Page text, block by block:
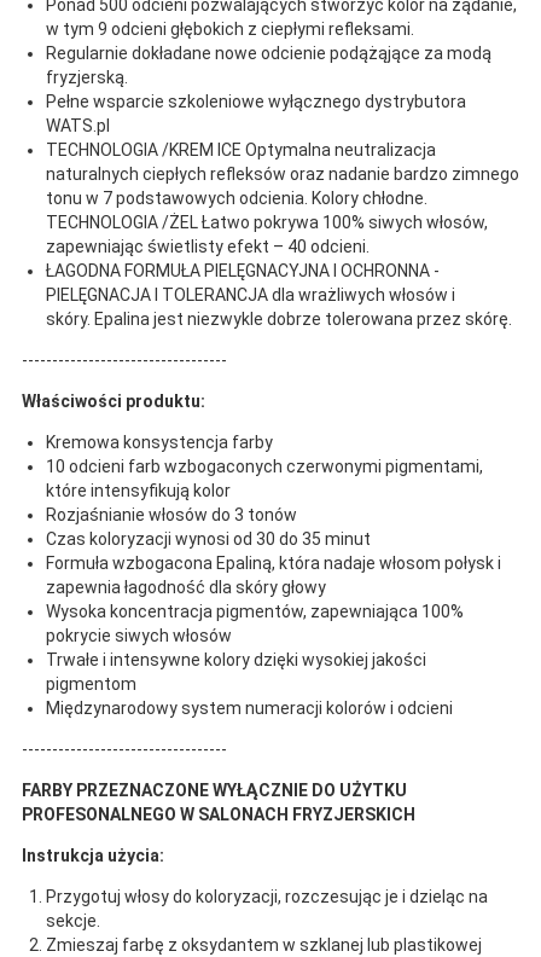
Ponad 500 odcieni pozwalających stworzyć kolor na żądanie,
w tym 9 odcieni głębokich z ciepłymi refleksami.
Regularnie dokładane nowe odcienie podążąjące za modą
fryzjerską.
Pełne wsparcie szkoleniowe wyłącznego dystrybutora
WATS.pl
TECHNOLOGIA /KREM ICE Optymalna neutralizacja
naturalnych ciepłych refleksów oraz nadanie bardzo zimnego
tonu w 7 podstawowych odcienia. Kolory chłodne.
TECHNOLOGIA /ŻEL Łatwo pokrywa 100% siwych włosów,
zapewniając świetlisty efekt – 40 odcieni.
ŁAGODNA FORMUŁA PIELĘGNACYJNA I OCHRONNA -
PIELĘGNACJA I TOLERANCJA dla wrażliwych włosów i
skóry. Epalina jest niezwykle dobrze tolerowana przez skórę.
----------------------------------
Właściwości produktu:
Kremowa konsystencja farby
10 odcieni farb wzbogaconych czerwonymi pigmentami,
które intensyfikują kolor
Rozjaśnianie włosów do 3 tonów
Czas koloryzacji wynosi od 30 do 35 minut
Formuła wzbogacona Epaliną, która nadaje włosom połysk i
zapewnia łagodność dla skóry głowy
Wysoka koncentracja pigmentów, zapewniająca 100%
pokrycie siwych włosów
Trwałe i intensywne kolory dzięki wysokiej jakości
pigmentom
Międzynarodowy system numeracji kolorów i odcieni
----------------------------------
FARBY PRZEZNACZONE WYŁĄCZNIE DO UŻYTKU
PROFESONALNEGO W SALONACH FRYZJERSKICH
Instrukcja użycia:
Przygotuj włosy do koloryzacji, rozczesując je i dzieląc na
sekcje.
Zmieszaj farbę z oksydantem w szklanej lub plastikowej